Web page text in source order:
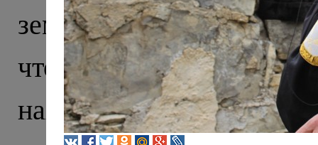
землей ислама, однако
что тысячу лет назад
находили тут еще в